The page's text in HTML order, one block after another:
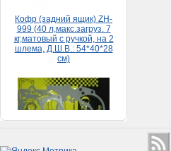
Набор прокладок HONDA
DIO 65 (большой)
150руб.